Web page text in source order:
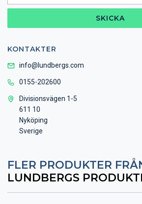
SKICKA
KONTAKTER
info@lundbergs.com
0155-202600
Divisionsvägen 1-5
611 10
Nyköping
Sverige
FLER PRODUKTER
LUNDBERGS